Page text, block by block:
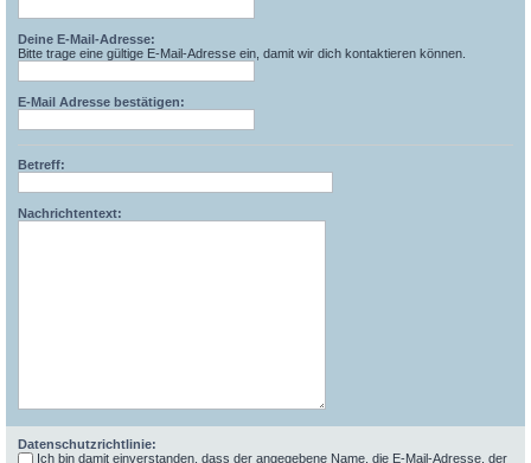
Deine E-Mail-Adresse:
Bitte trage eine gültige E-Mail-Adresse ein, damit wir dich kontaktieren können.
E-Mail Adresse bestätigen:
Betreff:
Nachrichtentext:
Datenschutzrichtlinie:
Ich bin damit einverstanden, dass der angegebene Name, die E-Mail-Adresse, der